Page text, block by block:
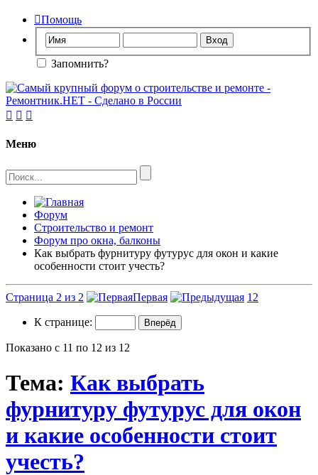
Помощь
Запомнить?
  
Меню
Форум
Строительство и ремонт
Форум про окна, балконы
Как выбрать фурнитуру футурус для окон и какие
особенности стоит учесть?
Страница 2 из 2 Первая 1 2
К странице:
Показано с 11 по 12 из 12
Тема: Как выбрать
фурнитуру футурус для окон
и какие особенности стоит
учесть?